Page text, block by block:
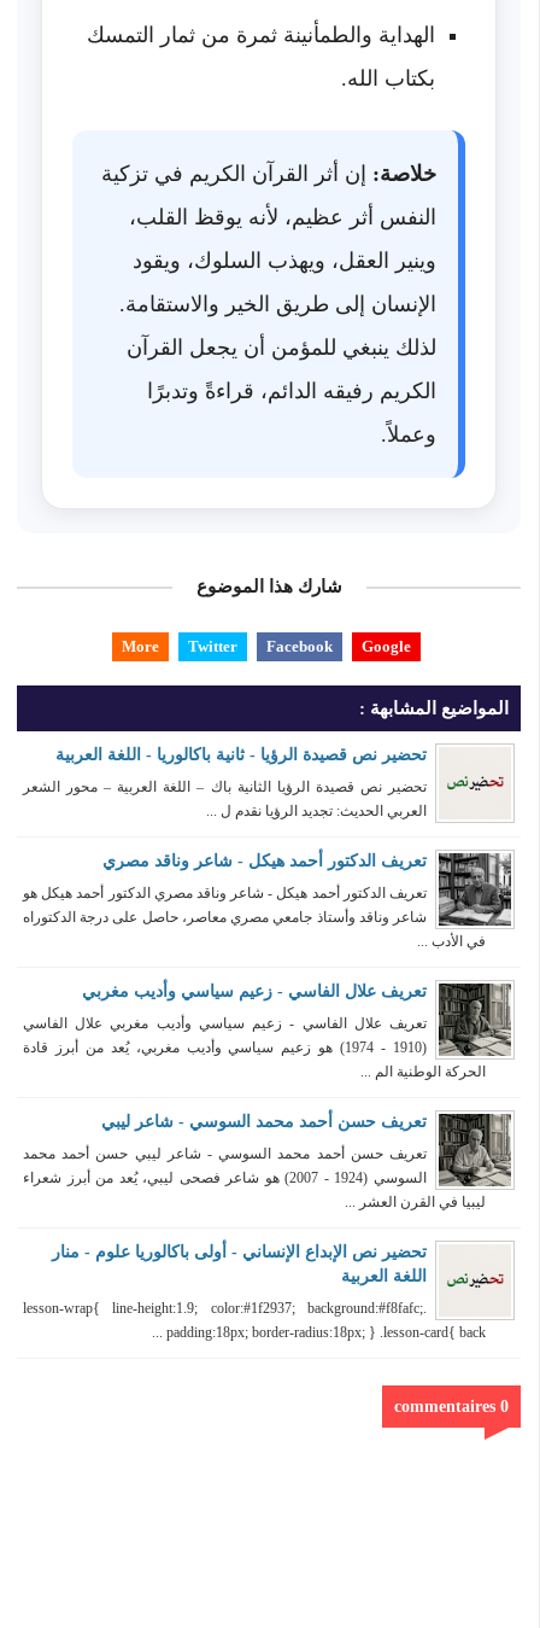
الهداية والطمأنينة ثمرة من ثمار التمسك
بكتاب الله.
خلاصة: إن أثر القرآن الكريم في تزكية
النفس أثر عظيم، لأنه يوقظ القلب،
وينير العقل، ويهذب السلوك، ويقود
الإنسان إلى طريق الخير والاستقامة.
لذلك ينبغي للمؤمن أن يجعل القرآن
الكريم رفيقه الدائم، قراءةً وتدبرًا
وعملاً.
شارك هذا الموضوع
Google
Facebook
Twitter
More
المواضيع المشابهة :
تحضير نص قصيدة الرؤيا - ثانية باكالوريا - اللغة العربية
تحضير نص قصيدة الرؤيا الثانية باك – اللغة العربية – محور الشعر
العربي الحديث: تجديد الرؤيا نقدم ل ...
تعريف الدكتور أحمد هيكل - شاعر وناقد مصري
تعريف الدكتور أحمد هيكل - شاعر وناقد مصري الدكتور أحمد هيكل هو
شاعر وناقد وأستاذ جامعي مصري معاصر، حاصل على درجة الدكتوراه
في الأدب ...
تعريف علال الفاسي - زعيم سياسي وأديب مغربي
تعريف علال الفاسي - زعيم سياسي وأديب مغربي علال الفاسي
(1910 - 1974) هو زعيم سياسي وأديب مغربي، يُعد من أبرز قادة
الحركة الوطنية الم ...
تعريف حسن أحمد محمد السوسي - شاعر ليبي
تعريف حسن أحمد محمد السوسي - شاعر ليبي حسن أحمد محمد
السوسي (1924 - 2007) هو شاعر فصحى ليبي، يُعد من أبرز شعراء
ليبيا في القرن العشر ...
تحضير نص الإبداع الإنساني - أولى باكالوريا علوم - منار
اللغة العربية
.lesson-wrap{ line-height:1.9; color:#1f2937; background:#f8fafc;
padding:18px; border-radius:18px; } .lesson-card{ back ...
0 commentaires